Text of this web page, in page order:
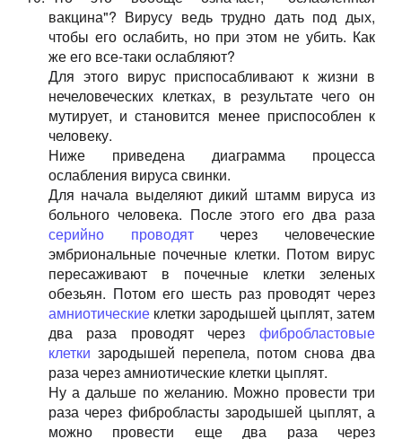
вакцина"? Вирусу ведь трудно дать под дых,
чтобы его ослабить, но при этом не убить. Как
же его все-таки ослабляют?
Для этого вирус приспосабливают к жизни в
нечеловеческих клетках, в результате чего он
мутирует, и становится менее приспособлен к
человеку.
Ниже приведена диаграмма процесса
ослабления вируса свинки.
Для начала выделяют дикий штамм вируса из
больного человека. После этого его два раза
серийно проводятчерез человеческие
эмбриональные почечные клетки. Потом вирус
пересаживают в почечные клетки зеленых
обезьян. Потом его шесть раз проводят через
амниотическиеклетки зародышей цыплят, затем
два раза проводят через фибробластовые
клетки зародышей перепела, потом снова два
раза через амниотические клетки цыплят.
Ну а дальше по желанию. Можно провести три
раза через фибробласты зародышей цыплят, а
можно провести еще два раза через